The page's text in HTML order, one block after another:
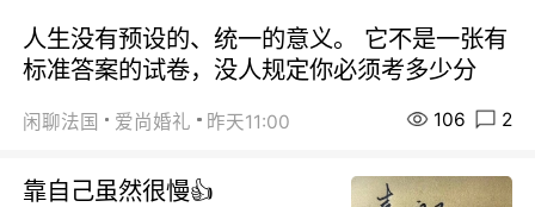
人生没有预设的、统一的意义。 它不是一张有
标准答案的试卷，没人规定你必须考多少分
闲聊法国 爱尚婚礼 昨天11:00 106 2
靠自己虽然很慢👍